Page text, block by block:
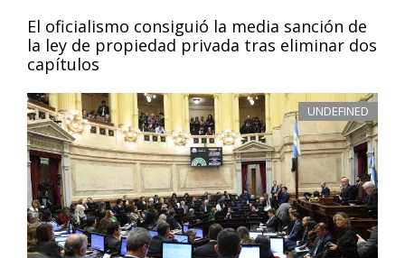
El oficialismo consiguió la media sanción de
la ley de propiedad privada tras eliminar dos
capítulos
UNDEFINED